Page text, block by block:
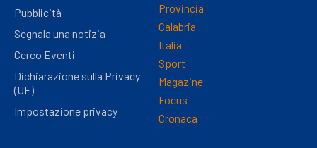
Pubblicità
Segnala una notizia
Cerco Eventi
Dichiarazione sulla Privacy
(UE)
Impostazione privacy
Provincia
Calabria
Italia
Sport
Magazine
Focus
Cronaca